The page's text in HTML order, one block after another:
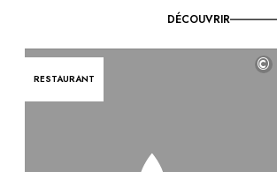
DÉCOUVRIR
RESTAURANT
©